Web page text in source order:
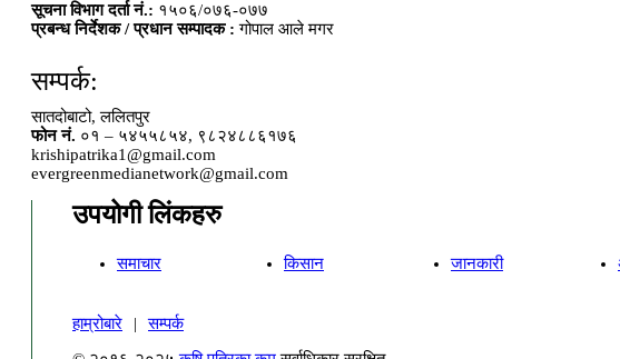
सूचना विभाग दर्ता नं.: १५०६/०७६-०७७
प्रबन्ध निर्देशक / प्रधान सम्पादक : गोपाल आले मगर
सम्पर्क:
सातदोबाटो, ललितपुर
फोन नं. ०१ – ५४५५८५४, ९८२४८८६१७६
krishipatrika1@gmail.com
evergreenmedianetwork@gmail.com
उपयोगी लिंकहरु
समाचार किसान जानकारी
हाम्रोबारे |
सम्पर्क